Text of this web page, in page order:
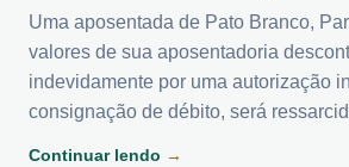
Uma aposentada de Pato Branco,
valores de sua aposentadoria
indevidamente por uma autorização
consignação de débito, será
Continuar lendo →